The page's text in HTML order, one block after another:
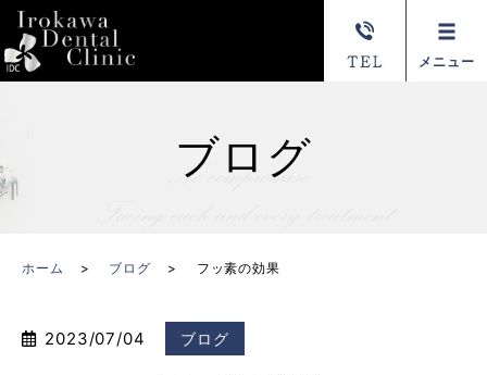
メニュー
ブログ
ホーム ブログ フッ素の効果
2023/07/04 ブログ